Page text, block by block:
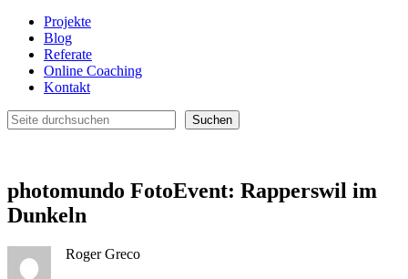
Projekte
Blog
Referate
Online Coaching
Kontakt
Suchen
Suchen
photomundo FotoEvent: Rapperswil im
Dunkeln
Roger Greco